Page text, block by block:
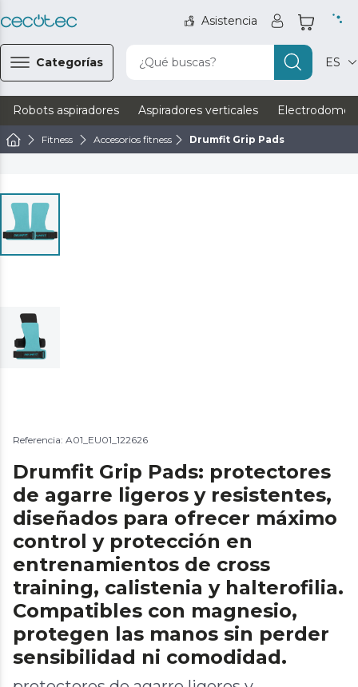
Asistencia
Categorías ¿Qué buscas? ES
Robots aspiradores Aspiradores verticales
Fitness Accesorios fitness Drumfit Grip Pads
Referencia: A01_EU01_122626
Drumfit Grip Pads: protectores
de agarre ligeros y resistentes,
diseñados para ofrecer máximo
control y protección en
entrenamientos de cross
training, calistenia y halterofilia.
Compatibles con magnesio,
protegen las manos sin perder
sensibilidad ni comodidad.